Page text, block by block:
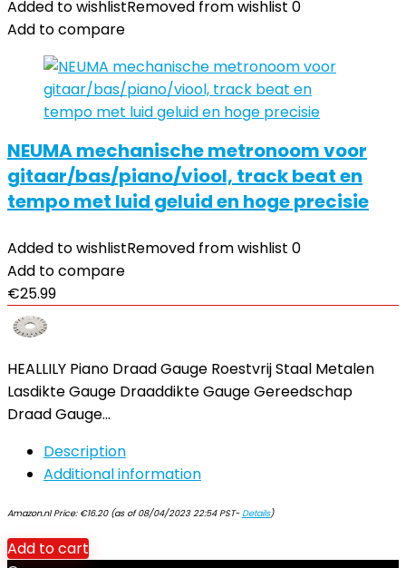
Added to wishlistRemoved from wishlist 0
Add to compare
NEUMA mechanische metronoom voor
gitaar/bas/piano/viool, track beat en
tempo met luid geluid en hoge precisie
Added to wishlistRemoved from wishlist 0
Add to compare
€25.99
HEALLILY Piano Draad Gauge Roestvrij Staal Metalen
Lasdikte Gauge Draaddikte Gauge Gereedschap
Draad Gauge…
Description
Additional information
Amazon.nl Price: €16.20(as of 08/04/2023 22:54 PST-Details)
Add to cart